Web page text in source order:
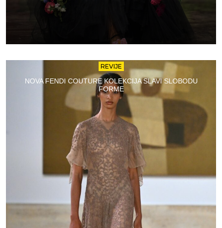
REVIJE
NOVA FENDI COUTURE KOLEKCIJA SLAVI SLOBODU
FORME